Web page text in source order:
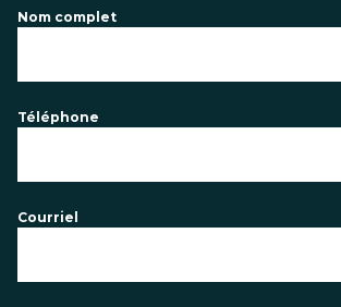
Nom complet
Téléphone
Courriel